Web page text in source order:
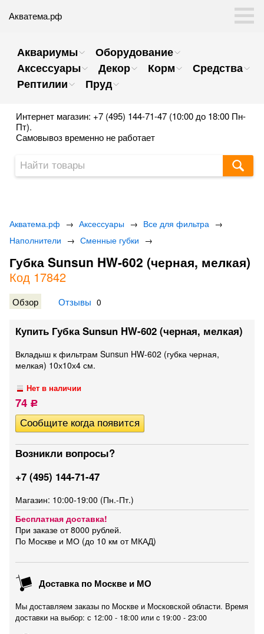
Акватема.рф
Аквариумы
Оборудование
Аксессуары
Декор Корм
Средства
Рептилии
Пруд
Интернет магазин: +7 (495) 144-71-47 (10:00 до 18:00 Пн-
Пт).
Самовывоз временно не работает
Акватема.рф → Аксессуары → Все для фильтра →
Наполнители → Сменные губки →
Губка Sunsun HW-602 (черная, мелкая)
Код 17842
Обзор Отзывы 0
Купить Губка Sunsun HW-602 (черная, мелкая)
Вкладыш к фильтрам Sunsun HW-602 (губка черная,
мелкая) 10х10х4 см.
Нет в наличии
74 Р
Возникли вопросы?
+7 (495) 144-71-47
Магазин: 10:00-19:00 (Пн.-Пт.)
Бесплатная доставка!
При заказе от 8000 рублей.
По Москве и МО (до 10 км от МКАД)
Доставка по Москве и МО
Мы доставляем заказы по Москве и Московской области. Время
доставки на выбор: с 12:00 - 18:00 или c 19:00 - 23:00